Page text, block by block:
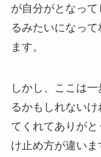
が自分がとなっ
るみたいになっ
ます。
しかし、ここは
るかもしれない
てくれてありが
け止め方が違いま